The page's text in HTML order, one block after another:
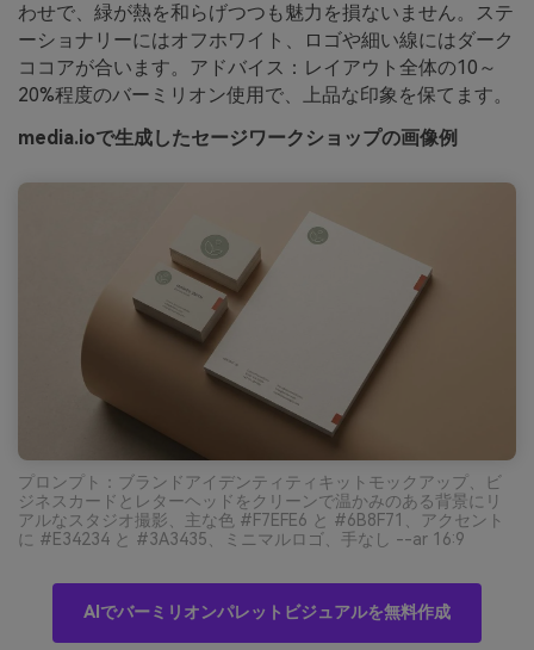
わせで、緑が熱を和らげつつも魅力を損ないません。ステ
ーショナリーにはオフホワイト、ロゴや細い線にはダーク
ココアが合います。アドバイス：レイアウト全体の10～
20%程度のバーミリオン使用で、上品な印象を保てます。
media.ioで生成したセージワークショップの画像例
プロンプト：ブランドアイデンティティキットモックアップ、ビ
ジネスカードとレターヘッドをクリーンで温かみのある背景にリ
アルなスタジオ撮影、主な色 #F7EFE6 と #6B8F71、アクセント
に #E34234 と #3A3435、ミニマルロゴ、手なし --ar 16:9
AIでバーミリオンパレットビジュアルを無料作成